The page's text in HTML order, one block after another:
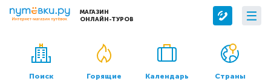
МАГАЗИН
ОНЛАЙН-ТУРОВ
Сервисы
Бронирование отелей
О компании
О нас
Поиск
Горящие
Календарь
Страны